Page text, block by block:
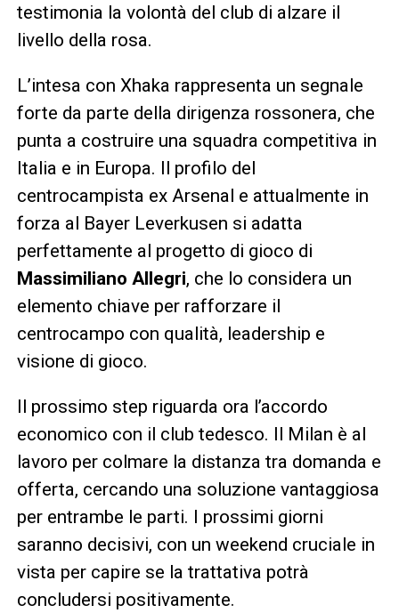
testimonia la volontà del club di alzare il
livello della rosa.
L’intesa con Xhaka rappresenta un segnale
forte da parte della dirigenza rossonera, che
punta a costruire una squadra competitiva in
Italia e in Europa. Il profilo del
centrocampista ex Arsenal e attualmente in
forza al Bayer Leverkusen si adatta
perfettamente al progetto di gioco di
Massimiliano Allegri, che lo considera un
elemento chiave per rafforzare il
centrocampo con qualità, leadership e
visione di gioco.
Il prossimo step riguarda ora l’accordo
economico con il club tedesco. Il Milan è al
lavoro per colmare la distanza tra domanda e
offerta, cercando una soluzione vantaggiosa
per entrambe le parti. I prossimi giorni
saranno decisivi, con un weekend cruciale in
vista per capire se la trattativa potrà
concludersi positivamente.